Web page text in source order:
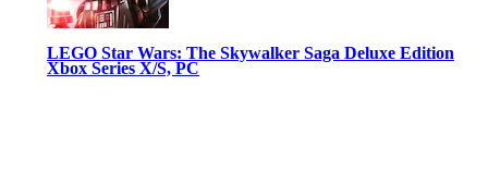
LEGO Star Wars: The Skywalker Saga Deluxe Edition
Xbox Series X/S, PC